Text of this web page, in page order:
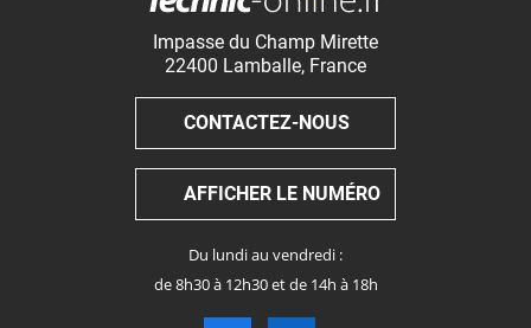
Impasse du Champ Mirette
22400 Lamballe, France
CONTACTEZ-NOUS
AFFICHER LE NUMÉRO
Du lundi au vendredi :
de 8h30 à 12h30 et de 14h à 18h